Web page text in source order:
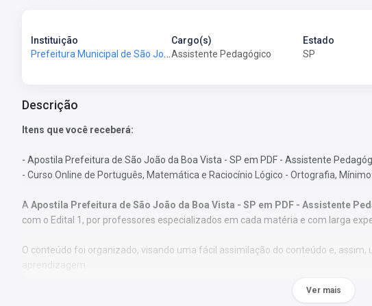
Instituição
Prefeitura Municipal de São João da Boa Vista-SP - Prefeitura de São João da Boa Vista-SP
Cargo(s)
Assistente Pedagógico
Estado
SP
Descrição
Itens que você receberá:
- Apostila Prefeitura de São João da Boa Vista - SP em PDF - Assistente
- Curso Online de Português, Matemática e Raciocínio Lógico - Ortografia,
A Apostila Prefeitura de São João da Boa Vista - SP em PDF - Assistente
com o Edital 1, por professores especializados em cada matéria e com larga
O conteúdo foi organizado, visando uma fácil assimilação do conteúdo e,
aprendizagem.
Ver mais